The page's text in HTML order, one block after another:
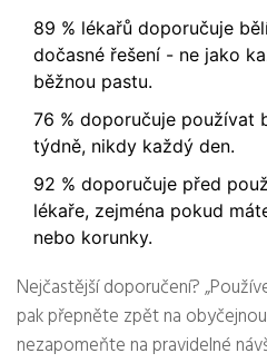
89 % lékařů doporučuje
dočasné řešení - ne jako
běžnou pastu.
76 % doporučuje používat
týdně, nikdy každý den.
92 % doporučuje před
lékaře, zejména pokud
nebo korunky.
Nejčastější doporučení?
pak přepněte zpět na
nezapomeňte na pravidelné